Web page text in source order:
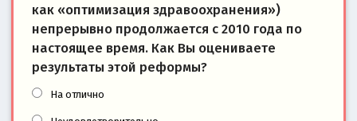
как «оптимизация здравоохранения»)
непрерывно продолжается с 2010 года по
настоящее время. Как Вы оцениваете
результаты этой реформы?
На отлично